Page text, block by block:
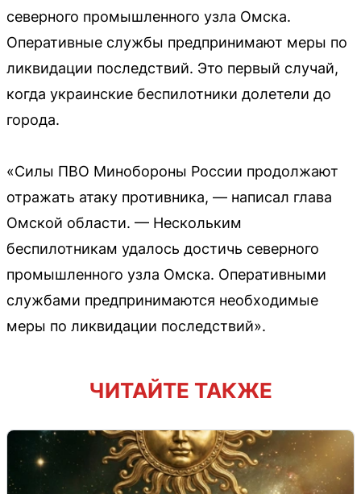
северного промышленного узла Омска.
Оперативные службы предпринимают меры по
ликвидации последствий. Это первый случай,
когда украинские беспилотники долетели до
города.
«Силы ПВО Минобороны России продолжают
отражать атаку противника, — написал глава
Омской области. — Нескольким
беспилотникам удалось достичь северного
промышленного узла Омска. Оперативными
службами предпринимаются необходимые
меры по ликвидации последствий».
ЧИТАЙТЕ ТАКЖЕ